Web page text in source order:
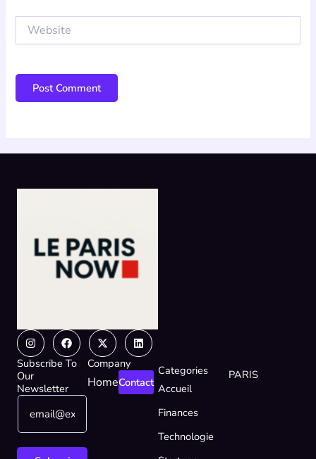
Website
InstagramFacebook
X-
twitter
Linkedin
Subscribe To
Our
Newsletter
E
a
E
a
Company
HomeContact
Categories
Accueil
Finances
Technologie
PARIS